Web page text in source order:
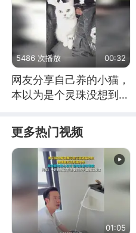
5486 次播放 00:32
网友分享自己养的小猫，
本以为是个灵珠没想到是
更多热门视频
01:05